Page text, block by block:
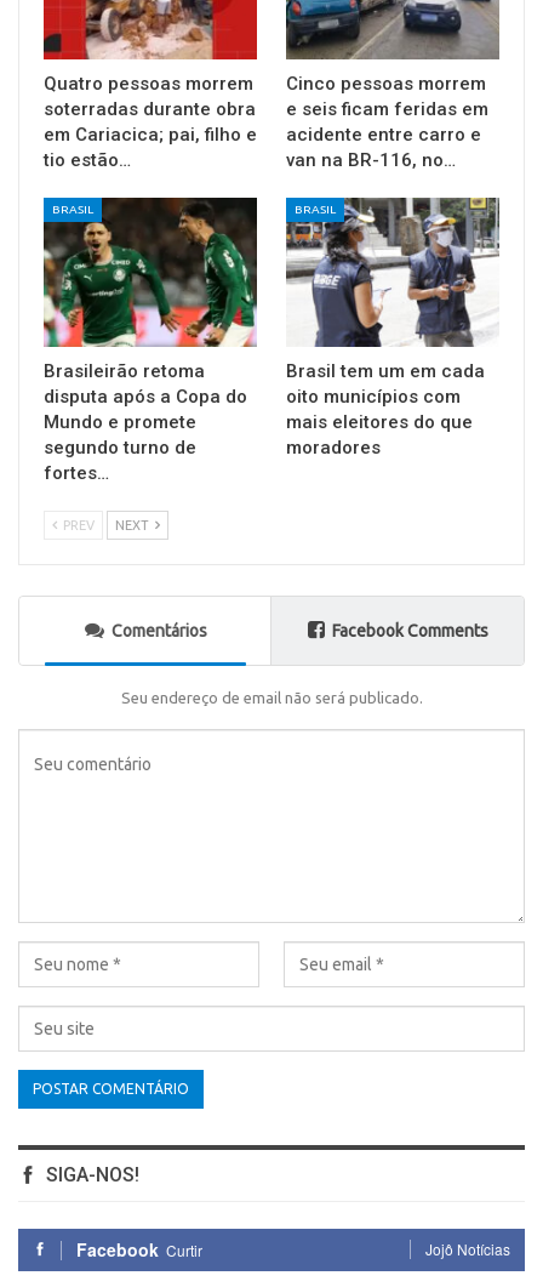
Quatro pessoas morrem
soterradas durante obra
em Cariacica; pai, filho e
tio estão…
Cinco pessoas morrem
e seis ficam feridas em
acidente entre carro e
van na BR-116, no…
BRASIL
Brasileirão retoma
disputa após a Copa do
Mundo e promete
segundo turno de
fortes…
BRASIL
Brasil tem um em cada
oito municípios com
mais eleitores do que
moradores
PREV NEXT
Comentários Facebook Comments
Seu endereço de email não será publicado.
SIGA-NOS!
Facebook Curtir Jojô Notícias